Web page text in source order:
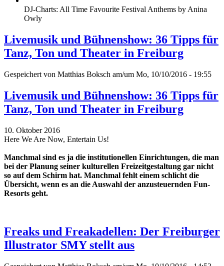
DJ-Charts: All Time Favourite Festival Anthems by Anina
Owly
Livemusik und Bühnenshow: 36 Tipps für
Tanz, Ton und Theater in Freiburg
Gespeichert von Matthias Boksch am/um Mo, 10/10/2016 - 19:55
Livemusik und Bühnenshow: 36 Tipps für
Tanz, Ton und Theater in Freiburg
10. Oktober 2016
Here We Are Now, Entertain Us!
Manchmal sind es ja die institutionellen Einrichtungen, die man
bei der Planung seiner kulturellen Freizeitgestaltung gar nicht
so auf dem Schirm hat. Manchmal fehlt einem schlicht die
Übersicht, wenn es an die Auswahl der anzusteuernden Fun-
Resorts geht.
Freaks und Freakadellen: Der Freiburger
Illustrator SMY stellt aus